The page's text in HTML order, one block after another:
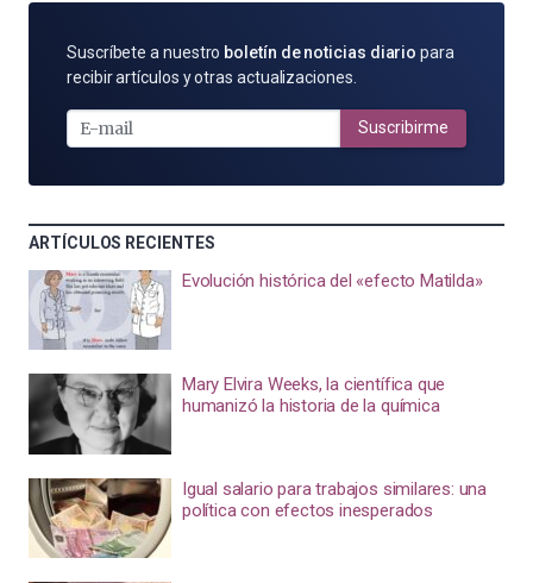
SUSCRÍBETE
POR
MAIL
Suscríbete a nuestro boletín de noticias diario para
recibir artículos y otras actualizaciones.
Suscribirme
ARTÍCULOS RECIENTES
Evolución histórica del «efecto Matilda»
Mary Elvira Weeks, la científica que
humanizó la historia de la química
Igual salario para trabajos similares: una
política con efectos inesperados